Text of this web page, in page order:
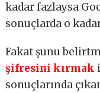
kadar fazlaysa
sonuçlarda o
Fakat şunu
şifresini kırmak
sonuçlarında